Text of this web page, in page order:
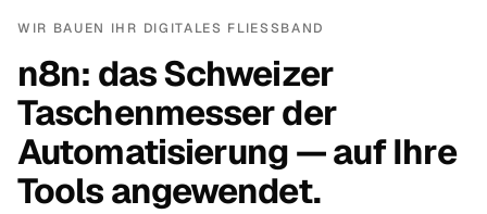
WIR BAUEN IHR DIGITALES FLIESSBAND
n8n: das Schweizer
Taschenmesser der
Automatisierung — auf Ihre
Tools angewendet.